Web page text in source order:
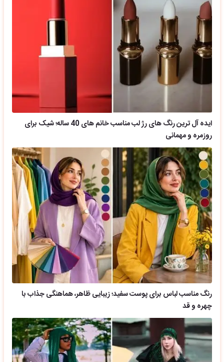
ایده آل ترین رنگ های رژ لب مناسب خانم های 40 ساله؛ شیک برای
روزمره و مهمانی
رنگ مناسب لباس برای پوست سفید؛ زیبایی ظاهر، هماهنگی جذاب با
چهره و قد